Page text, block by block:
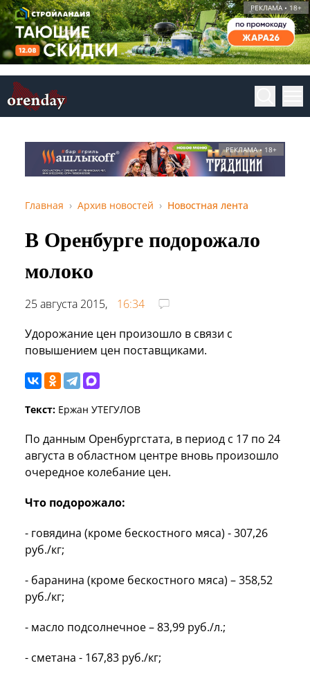
РЕКЛАМА • 18+
РЕКЛАМА • 18+
Главная Архив новостей Новостная лента
В Оренбурге подорожало
молоко
25 августа 2015,
16:34
Удорожание цен произошло в связи с
повышением цен поставщиками.
Текст: Ержан УТЕГУЛОВ
По данным Оренбургстата, в период с 17 по 24
августа в областном центре вновь произошло
очередное колебание цен.
Что подорожало:
- говядина (кроме бескостного мяса) - 307,26
руб./кг;
- баранина (кроме бескостного мяса) – 358,52
руб./кг;
- масло подсолнечное – 83,99 руб./л.;
- сметана - 167,83 руб./кг;